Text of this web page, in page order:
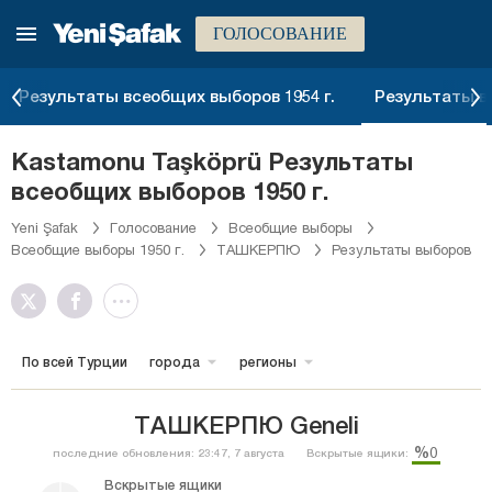
ГОЛОСОВАНИЕ
Результаты всеобщих выборов 1954 г. Результаты
Kastamonu Taşköprü Результаты
всеобщих выборов 1950 г.
Yeni Şafak Голосование
Всеобщие выборы
Всеобщие выборы 1950 г.
ТАШКЕРПЮ Результаты выборов
По всей Турции города регионы
ТАШКЕРПЮ Geneli
последние обновления: 23:47, 7 августа Вскрытые ящики: %0
Вскрытые ящики